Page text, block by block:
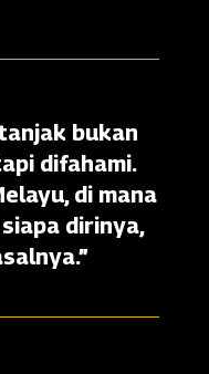
bukan
difahami.
di mana
dirinya,